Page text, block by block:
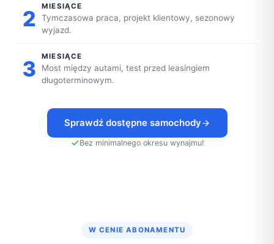
2 MIESIĄCE
Tymczasowa praca, projekt klientowy, sezonowy
wyjazd.
3 MIESIĄCE
Most między autami, test przed leasingiem
długoterminowym.
Sprawdź dostępne samochody
Bez minimalnego okresu wynajmu!
W CENIE ABONAMENTU